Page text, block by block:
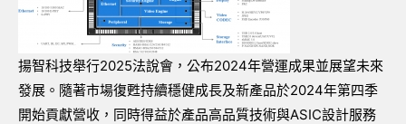
揚智科技舉行2025法說會，公布2024年營運成果並展望未來
發展。隨著市場復甦持續穩健成長及新產品於2024年第四季
開始貢獻營收，同時得益於產品高品質技術與ASIC設計服務